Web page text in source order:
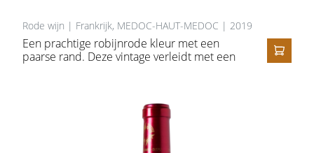
Rode wijn | Frankrijk, MEDOC-HAUT-MEDOC | 2019
Een prachtige robijnrode kleur met een
paarse rand. Deze vintage verleidt met een
en de wijn voorzien van de nodige structuur.
Volle, sappige wijn met een aromatische
finale. Een typische, harmonieuze Médoc.
IN